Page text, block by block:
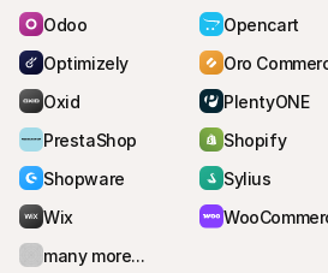
Odoo
Opencart
Optimizely
Oro
Oxid
PlentyONE
PrestaShop
Shopify
Shopware
Sylius
Wix
many more...